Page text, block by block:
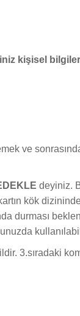
kişisel bilgiler
ve
deyiniz.
kök
durması
3.sıradaki